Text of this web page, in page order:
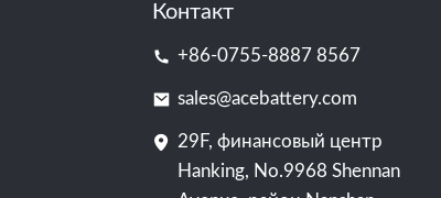
Контакт
+86-0755-8887 8567
sales@acebattery.com
29F, финансовый центр
Hanking, No.9968 Shennan